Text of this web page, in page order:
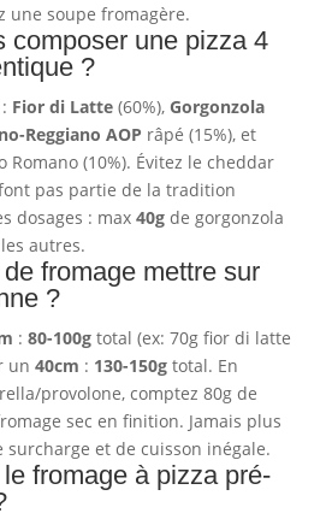
une soupe fromagère.
composer une pizza 4
?
Fior di Latte(60%), Gorgonzola
Reggiano AOP râpé (15%), et
Romano (10%). Évitez le cheddar
pas partie de la tradition
dosages : max 40gde gorgonzola
autres.
fromage mettre sur
?
: 80-100gtotal (ex: 70g fior di latte
un 40cm : 130-150gtotal. En
provolone, comptez 80g de
sec en finition. Jamais plus
surcharge et de cuisson inégale.
fromage à pizza pré-